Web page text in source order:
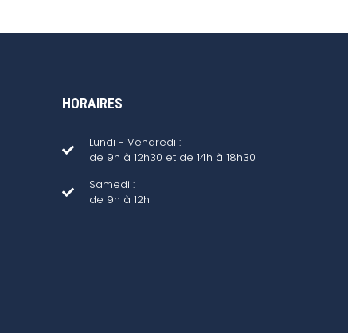
HORAIRES
Lundi - Vendredi :
de 9h à 12h30 et de 14h à 18h30
Samedi :
de 9h à 12h